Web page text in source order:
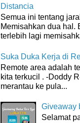
Distancia
Semua ini tentang
Memisahkan dua hal.
terlebih lagi
Suka Duka Kerja di
Remote area adalah
kita terkucil . -Doddy
merantau ke pula...
Giveaway
Selamat